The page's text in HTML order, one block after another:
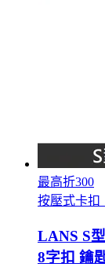
最高折300
按壓式卡扣
LANS S
8字扣 鑰